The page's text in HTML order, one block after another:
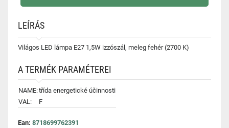
LEÍRÁS
Világos LED lámpa E27 1,5W izzószál, meleg fehér (2700 K)
A TERMÉK PARAMÉTEREI
NAME:třída energetické účinnosti
VAL:
F
Ean: 8718699762391